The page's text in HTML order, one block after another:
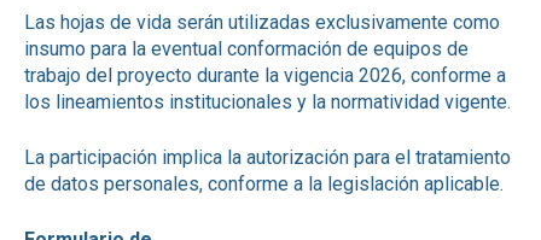
Las hojas de vida serán utilizadas exclusivamente como
insumo para la eventual conformación de equipos de
trabajo del proyecto durante la vigencia 2026, conforme a
los lineamientos institucionales y la normatividad vigente.
La participación implica la autorización para el tratamiento
de datos personales, conforme a la legislación aplicable.